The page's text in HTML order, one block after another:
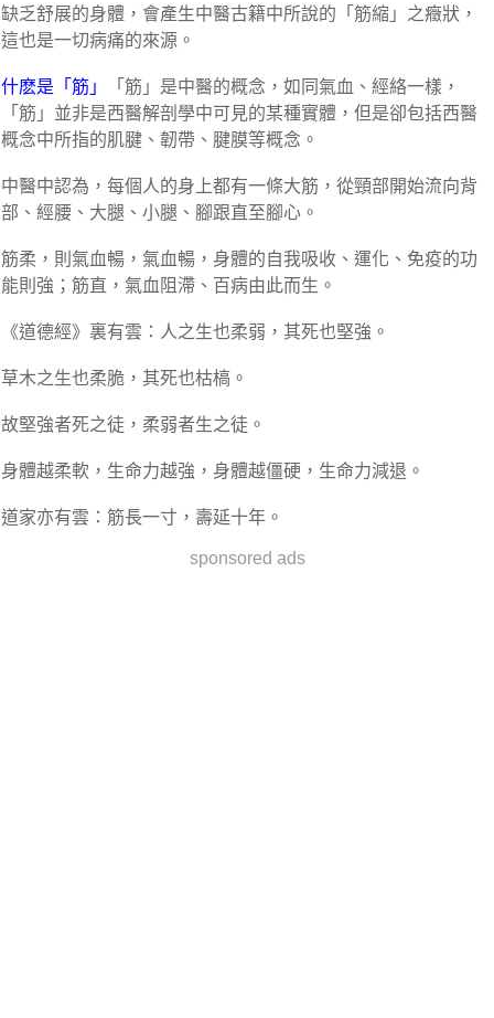
缺乏舒展的身體，會產生中醫古籍中所說的「筋縮」之癥狀，
這也是一切病痛的來源。
什麽是「筋」
「筋」是中醫的概念，如同氣血、經絡一樣，
「筋」並非是西醫解剖學中可見的某種實體，但是卻包括西醫
概念中所指的肌腱、韌帶、腱膜等概念。
中醫中認為，每個人的身上都有一條大筋，從頸部開始流向背
部、經腰、大腿、小腿、腳跟直至腳心。
筋柔，則氣血暢，氣血暢，身體的自我吸收、運化、免疫的功
能則強；筋直，氣血阻滯、百病由此而生。
《道德經》裏有雲：人之生也柔弱，其死也堅強。
草木之生也柔脆，其死也枯槁。
故堅強者死之徒，柔弱者生之徒。
身體越柔軟，生命力越強，身體越僵硬，生命力減退。
道家亦有雲：筋長一寸，壽延十年。
sponsored ads